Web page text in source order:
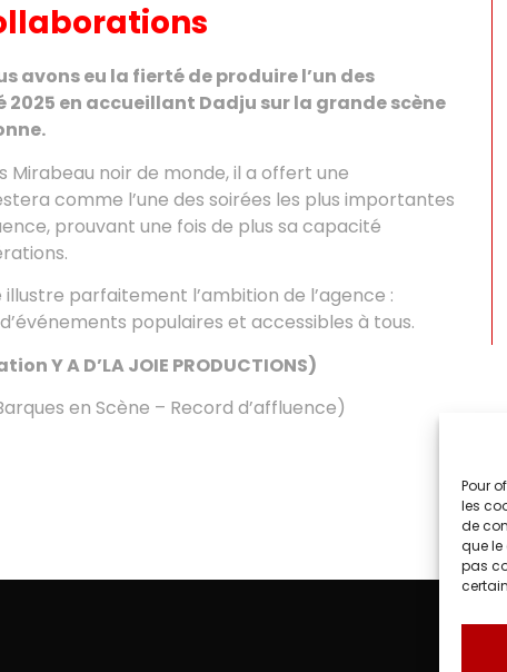
Pour
les
de
que le
pas
avons eu la fierté de produire l’un des
en accueillant Dadju sur la grande scène
Mirabeau noir de monde, il a offert une
comme l’une des soirées les plus importantes
prouvant une fois de plus sa capacité
parfaitement l’ambition de l’agence :
populaires et accessibles à tous.
Y A D’LA JOIE PRODUCTIONS)
en Scène – Record d’affluence)